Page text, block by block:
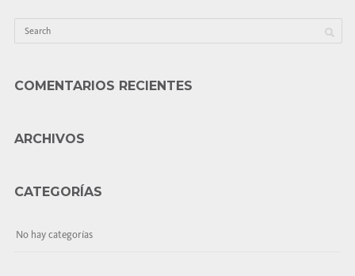
COMENTARIOS RECIENTES
ARCHIVOS
CATEGORÍAS
No hay categorías